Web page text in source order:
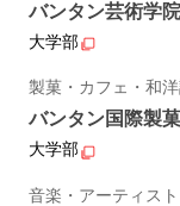
バンタン芸術学院
大学部
製菓・カフェ・和
バンタン国際製
大学部
音楽・アーティス